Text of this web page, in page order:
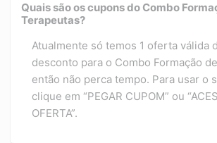
Quais são os cupons do Combo
Terapeutas?
Atualmente só temos 1 oferta válida
desconto para o Combo Formação
então não perca tempo. Para usar o
clique em “PEGAR CUPOM” ou
OFERTA”.